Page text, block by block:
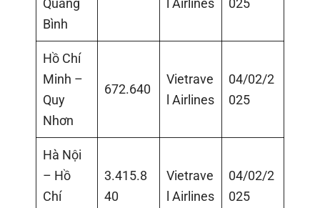
Quảng
Bình
l Airlines
025
Hồ Chí
Minh –
Quy
Nhơn
672.640
Vietrave
l Airlines
04/02/2
025
Hà Nội
– Hồ
Chí
3.415.8
40
Vietrave
l Airlines
04/02/2
025